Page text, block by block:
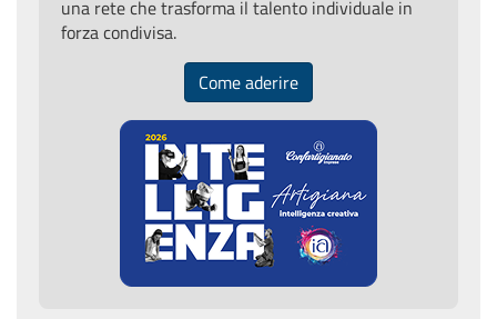
una rete che trasforma il talento individuale in
forza condivisa.
Come aderire